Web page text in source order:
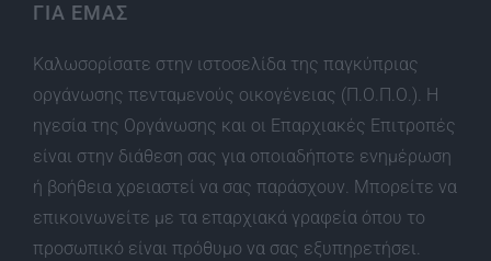
ΓΙΑ ΕΜΑΣ
Καλωσορίσατε στην ιστοσελίδα της παγκύπριας
οργάνωσης πενταμενούς οικογένειας (Π.Ο.Π.Ο.). Η
ηγεσία της Οργάνωσης και οι Επαρχιακές Επιτροπές
είναι στην διάθεση σας για οποιαδήποτε ενημέρωση
ή βοήθεια χρειαστεί να σας παράσχουν. Μπορείτε να
επικοινωνείτε με τα επαρχιακά γραφεία όπου το
προσωπικό είναι πρόθυμο να σας εξυπηρετήσει.